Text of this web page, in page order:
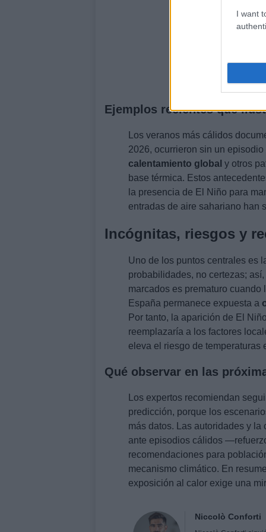
I want
Ejemplos recientes que
Los veranos más cálidos
2026, ocurrieron sin un episodio
calentamiento global y otros
base térmica. Estos
la presencia de El Niño para
entradas de aire sahariano han
Incógnitas, riesgos y
Uno de los puntos centrales es
probabilidades, no certezas;
marcados es prematuro
España permanece expuesta a
Por tanto, la aparición de El
reemplazaría a los factores
eleva el riesgo de temperaturas
Qué observar en las
Los expertos recomiendan
predicción, porque los
más datos. Las autoridades y
ante episodios cálidos
recomendaciones para
mecanismo climático. En
exposición al calor exige una
Niccolò Conforti